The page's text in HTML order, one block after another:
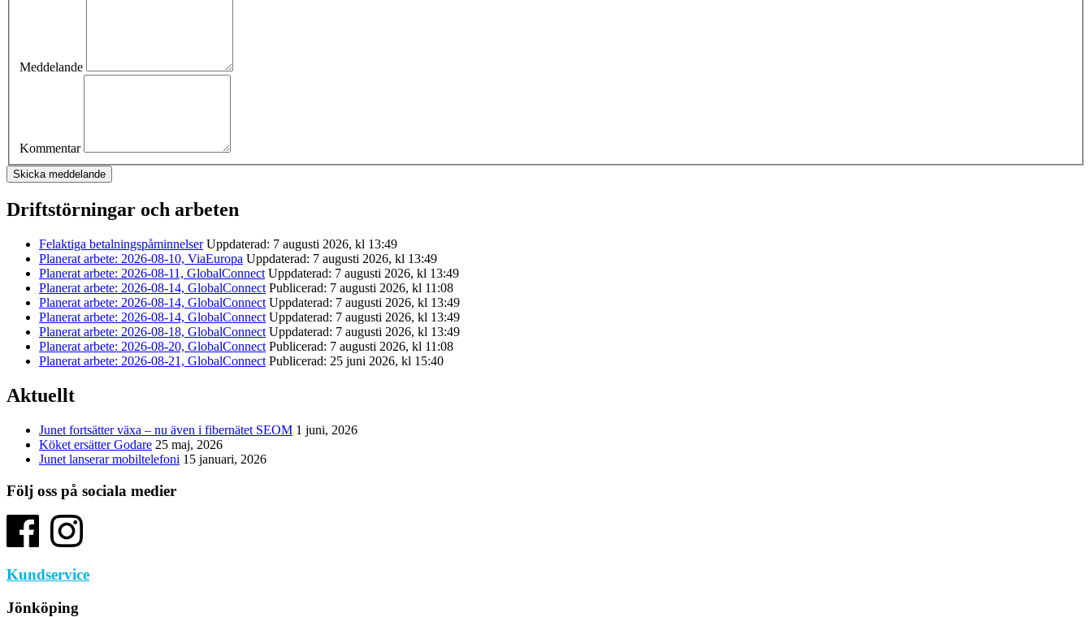
Meddelande
Kommentar
Driftstörningar och arbeten
Felaktiga betalningspåminnelser Uppdaterad: 7 augusti 2026, kl 13:49
Planerat arbete: 2026-08-10, ViaEuropa Uppdaterad: 7 augusti 2026, kl 13:49
Planerat arbete: 2026-08-11, GlobalConnect Uppdaterad: 7 augusti 2026, kl 13:49
Planerat arbete: 2026-08-14, GlobalConnect Publicerad: 7 augusti 2026, kl 11:08
Planerat arbete: 2026-08-14, GlobalConnect Uppdaterad: 7 augusti 2026, kl 13:49
Planerat arbete: 2026-08-14, GlobalConnect Uppdaterad: 7 augusti 2026, kl 13:49
Planerat arbete: 2026-08-18, GlobalConnect Uppdaterad: 7 augusti 2026, kl 13:49
Planerat arbete: 2026-08-20, GlobalConnect Publicerad: 7 augusti 2026, kl 11:08
Planerat arbete: 2026-08-21, GlobalConnect Publicerad: 25 juni 2026, kl 15:40
Aktuellt
Junet fortsätter växa – nu även i fibernätet SEOM 1 juni, 2026
Köket ersätter Godare 25 maj, 2026
Junet lanserar mobiltelefoni 15 januari, 2026
Följ oss på sociala medier
Kundservice
Jönköping